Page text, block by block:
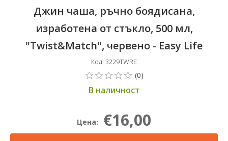
Джин чаша, ръчно боядисана,
изработена от стъкло, 500 мл,
"Twist&Match", червено - Easy Life
Код: 3229TWRE
В наличност
Цена: €16,00